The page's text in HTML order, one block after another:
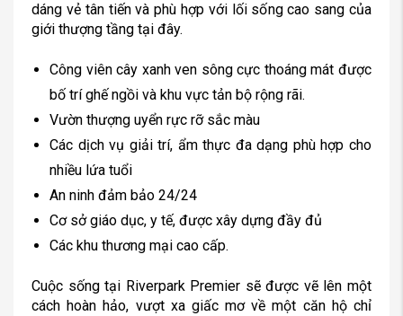
dáng vẻ tân tiến và phù hợp với lối sống cao sang của
giới thượng tầng tại đây.
Công viên cây xanh ven sông cực thoáng mát được
bố trí ghế ngồi và khu vực tản bộ rộng rãi.
Vườn thượng uyển rực rỡ sắc màu
Các dịch vụ giải trí, ẩm thực đa dạng phù hợp cho
nhiều lứa tuổi
An ninh đảm bảo 24/24
Cơ sở giáo dục, y tế, được xây dựng đầy đủ
Các khu thương mại cao cấp.
Cuộc sống tại Riverpark Premier sẽ được vẽ lên một
cách hoàn hảo, vượt xa giấc mơ về một căn hộ chỉ